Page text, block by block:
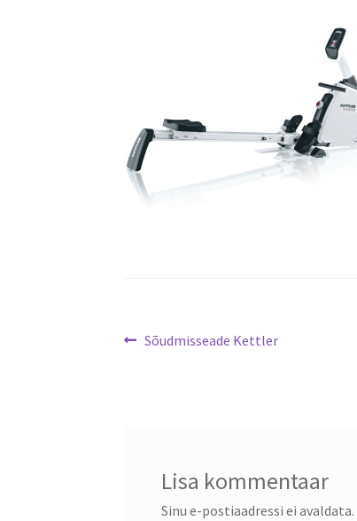
Navigeerimine
Eelmine
Sõudmisseade Kettler
Lisa kommentaar
Sinu e-postiaadressi ei avaldata.